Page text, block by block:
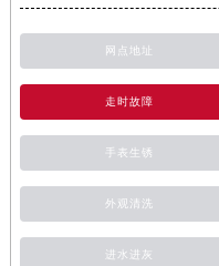
网点地址
走时故障
手表生锈
外观清洗
进水进灰